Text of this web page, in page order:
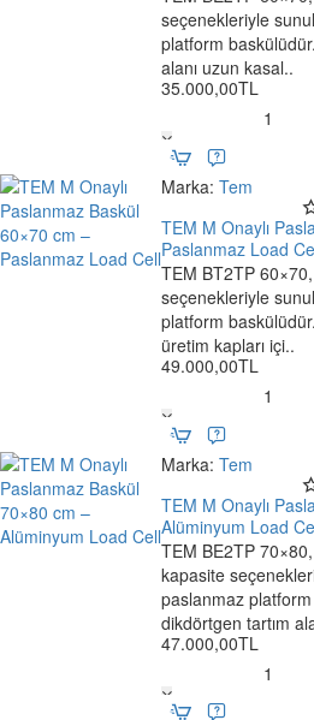
–
Paslanmaz
Load
Cell
seçenekleriyle
platform
alanı uzun kasal..
35.000,00TL
M
Onaylı
Paslanmaz
Baskül
60×70
cm
–
Alüminyum
Load
Cell
Marka: Tem
TEM M Onaylı
Paslanmaz Load
TEM BT2TP
seçenekleriyle
platform
üretim kapları içi..
49.000,00TL
M
Onaylı
Paslanmaz
Baskül
60×70
cm
–
Paslanmaz
Load
Cell
Marka: Tem
TEM M Onaylı
Alüminyum Load
TEM BE2TP
kapasite
paslanmaz
dikdörtgen tartım
47.000,00TL
M